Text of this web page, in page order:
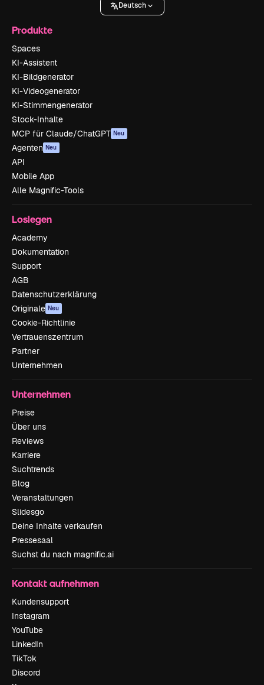
Deutsch
Produkte
Spaces
KI-Assistent
KI-Bildgenerator
KI-Videogenerator
KI-Stimmengenerator
Stock-Inhalte
MCP für Claude/ChatGPT Neu
Agenten Neu
API
Mobile App
Alle Magnific-Tools
Loslegen
Academy
Dokumentation
Support
AGB
Datenschutzerklärung
Originale Neu
Cookie-Richtlinie
Vertrauenszentrum
Partner
Unternehmen
Unternehmen
Preise
Über uns
Reviews
Karriere
Suchtrends
Blog
Veranstaltungen
Slidesgo
Deine Inhalte verkaufen
Pressesaal
Suchst du nach magnific.ai
Kontakt aufnehmen
Kundensupport
Instagram
YouTube
LinkedIn
TikTok
Discord